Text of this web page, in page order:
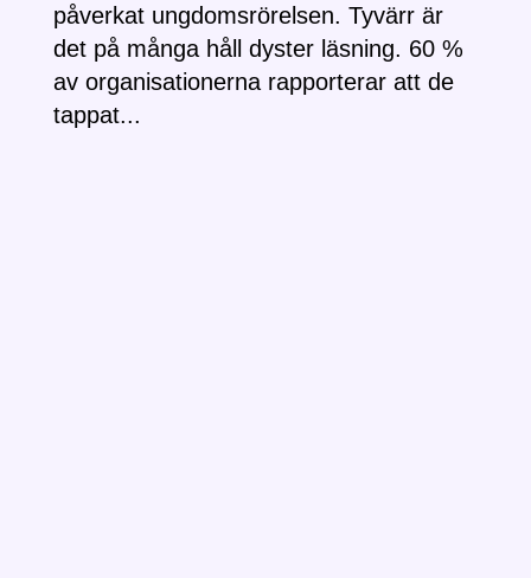
påverkat ungdomsrörelsen. Tyvärr är
det på många håll dyster läsning. 60 %
av organisationerna rapporterar att de
tappat...